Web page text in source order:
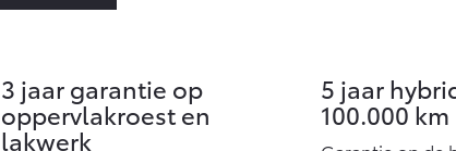
3 jaar garantie op
oppervlakroest en
lakwerk
5 jaar
100.000 km